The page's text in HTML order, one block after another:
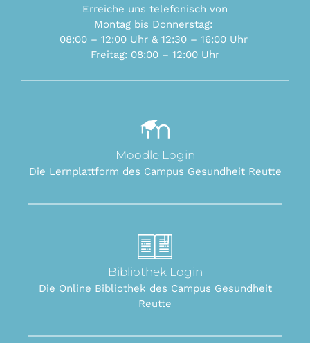
Erreiche uns telefonisch von
Montag bis Donnerstag:
08:00 – 12:00 Uhr & 12:30 – 16:00 Uhr
Freitag: 08:00 – 12:00 Uhr
Moodle Login
Die Lernplattform des Campus Gesundheit Reutte
Bibliothek Login
Die Online Bibliothek des Campus Gesundheit
Reutte